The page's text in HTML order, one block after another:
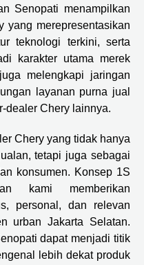
Senopati menampilkan
yang merepresentasikan
teknologi terkini, serta
karakter utama merek
melengkapi jaringan
layanan purna jual
dealer Chery lainnya.
Chery yang tidak hanya
tetapi juga sebagai
konsumen. Konsep 1S
kami memberikan
personal, dan relevan
urban Jakarta Selatan.
dapat menjadi titik
lebih dekat produk